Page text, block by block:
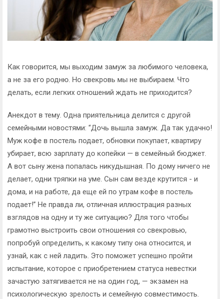
Как говорится, мы выходим замуж за любимого человека,
а не за его родню. Но свекровь мы не выбираем. Что
делать, если легких отношений ждать не приходится?
Анекдот в тему. Одна приятельница делится с другой
семейными новостями: “Дочь вышла замуж. Да так удачно!
Муж кофе в постель подает, обновки покупает, квартиру
убирает, всю зарплату до копейки — в семейный бюджет.
А вот сыну жена попалась никудышная. По дому ничего не
делает, одни тряпки на уме. Сын сам везде крутится - и
дома, и на работе, да еще ей по утрам кофе в постель
подает!” Не правда ли, отличная иллюстрация разных
взглядов на одну и ту же ситуацию? Для того чтобы
грамотно выстроить свои отношения со свекровью,
попробуй определить, к какому типу она относится, и
узнай, как с ней ладить. Это поможет успешно пройти
испытание, которое с приобретением статуса невестки
зачастую затягивается не на один год, — экзамен на
психологическую зрелость и семейную совместимость.